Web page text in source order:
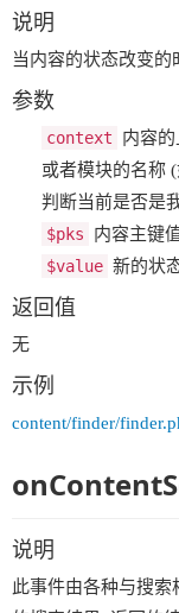
说明
当内容的状态改变
参数
context
内容
或者模块的名称
判断当前是否是
$pks
内容主键
$value 新的状
返回值
无
示例
content/finder/
说明
此事件由各种与搜